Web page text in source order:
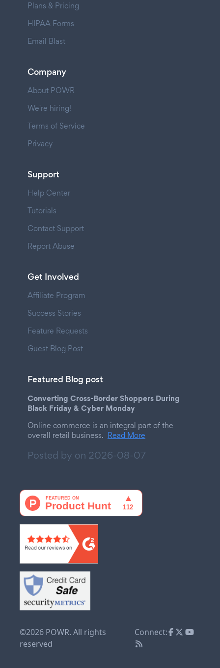
Plans & Pricing
HIPAA Forms
Email Blast
Company
About POWR
We're hiring!
Terms of Service
Privacy
Support
Help Center
Tutorials
Contact Support
Report Abuse
Get Involved
Affiliate Program
Success Stories
Feature Requests
Guest Blog Post
Featured Blog post
Converting Cross-Border Shoppers During
Black Friday & Cyber Monday
Online commerce is an integral part of the
overall retail business. Read More
Posted by on 2026-08-07
©2026 POWR. All rights
reserved
Connect: